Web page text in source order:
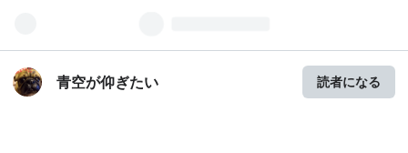
青空が仰ぎたい 読者になる